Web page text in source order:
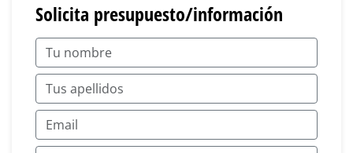
Solicita presupuesto/información